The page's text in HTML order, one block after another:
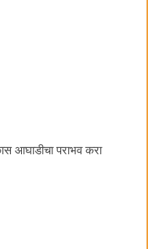
आघाडीचा पराभव करा